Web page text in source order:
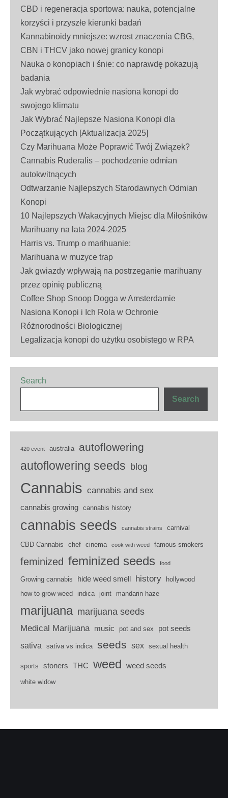
CBD i regeneracja sportowa: nauka, potencjalne
korzyści i przyszłe kierunki badań
Kannabinoidy mniejsze: wzrost znaczenia CBG,
CBN i THCV jako nowej granicy konopi
Nauka o konopiach i śnie: co naprawdę pokazują
badania
Jak wybrać odpowiednie nasiona konopi do
swojego klimatu
Jak Wybrać Najlepsze Nasiona Konopi dla
Początkujących [Aktualizacja 2025]
Czy Marihuana Może Poprawić Twój Związek?
Cannabis Ruderalis – pochodzenie odmian
autokwitnących
Odtwarzanie Najlepszych Starodawnych Odmian
Konopi
10 Najlepszych Wakacyjnych Miejsc dla Miłośników
Marihuany na lata 2024-2025
Harris vs. Trump o marihuanie:
Marihuana w muzyce trap
Jak gwiazdy wpływają na postrzeganie marihuany
przez opinię publiczną
Coffee Shop Snoop Dogga w Amsterdamie
Nasiona Konopi i Ich Rola w Ochronie
Różnorodności Biologicznej
Legalizacja konopi do użytku osobistego w RPA
Search
Search
420 event australia autoflowering
autoflowering seeds blog
Cannabis cannabis and sex
cannabis growing cannabis history
cannabis seeds cannabis strains carnival
CBD Cannabis chef cinema cook with weed famous smokers
feminized feminized seeds food
Growing cannabis hide weed smell history
hollywood
how to grow weed
indica joint mandarin haze
marijuana marijuana seeds
Medical Marijuana
music pot and sex pot seeds
sativa sativa vs indica seeds sex sexual health
sports stoners THC weed weed seeds
white widow